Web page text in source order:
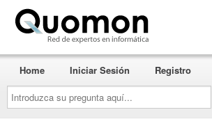
Introduzca
su
pregunta
aquí...
Home Iniciar Sesión Registro